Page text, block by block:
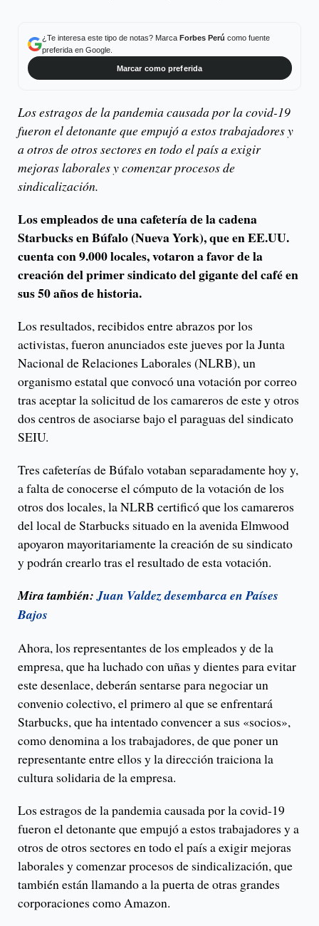
¿Te interesa este tipo de notas? Marca Forbes Perú como fuente
preferida en Google.
Marcar como preferida
Los estragos de la pandemia causada por la covid-19
fueron el detonante que empujó a estos trabajadores y
a otros de otros sectores en todo el país a exigir
mejoras laborales y comenzar procesos de
sindicalización.
Los empleados de una cafetería de la cadena
Starbucks en Búfalo (Nueva York), que en EE.UU.
cuenta con 9.000 locales, votaron a favor de la
creación del primer sindicato del gigante del café en
sus 50 años de historia.
Los resultados, recibidos entre abrazos por los
activistas, fueron anunciados este jueves por la Junta
Nacional de Relaciones Laborales (NLRB), un
organismo estatal que convocó una votación por correo
tras aceptar la solicitud de los camareros de este y otros
dos centros de asociarse bajo el paraguas del sindicato
SEIU.
Tres cafeterías de Búfalo votaban separadamente hoy y,
a falta de conocerse el cómputo de la votación de los
otros dos locales, la NLRB certificó que los camareros
del local de Starbucks situado en la avenida Elmwood
apoyaron mayoritariamente la creación de su sindicato
y podrán crearlo tras el resultado de esta votación.
Mira también:Juan Valdez desembarca en Países
Bajos
Ahora, los representantes de los empleados y de la
empresa, que ha luchado con uñas y dientes para evitar
este desenlace, deberán sentarse para negociar un
convenio colectivo, el primero al que se enfrentará
Starbucks, que ha intentado convencer a sus «socios»,
como denomina a los trabajadores, de que poner un
representante entre ellos y la dirección traiciona la
cultura solidaria de la empresa.
Los estragos de la pandemia causada por la covid-19
fueron el detonante que empujó a estos trabajadores y a
otros de otros sectores en todo el país a exigir mejoras
laborales y comenzar procesos de sindicalización, que
también están llamando a la puerta de otras grandes
corporaciones como Amazon.